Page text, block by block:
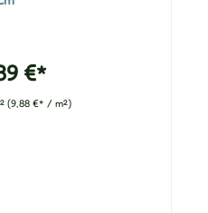
€*
(9,88 €* / m²)